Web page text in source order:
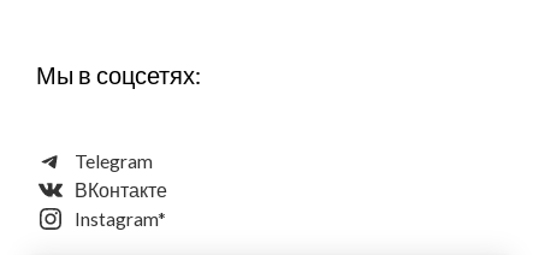
Мы в соцсетях:
Telegram
ВКонтакте
Instagram*